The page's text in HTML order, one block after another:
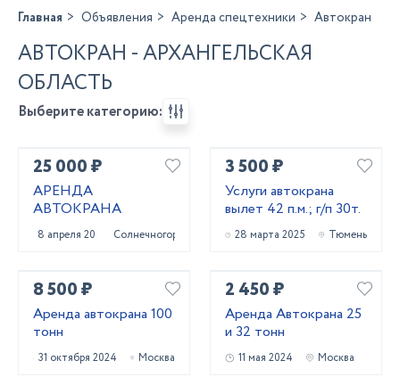
Главная Объявления Аренда спецтехники Автокран
АВТОКРАН - АРХАНГЕЛЬСКАЯ
ОБЛАСТЬ
Выберите категорию:
25 000 ₽
АРЕНДА
АВТОКРАНА
8 апреля 2025 Солнечногорск
3 500 ₽
Услуги автокрана
вылет 42 п.м.; г/п 30т.
28 марта 2025 Тюмень
8 500 ₽
Аренда автокрана 100
тонн
31 октября 2024 Москва
2 450 ₽
Аренда Автокрана 25
и 32 тонн
11 мая 2024 Москва